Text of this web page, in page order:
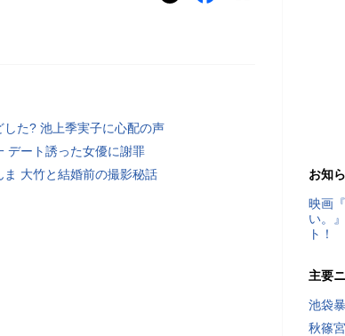
した? 池上季実子に心配の声
デート誘った女優に謝罪
ま 大竹と結婚前の撮影秘話 お知
映画
い。
ト！
主要
池袋
秋篠